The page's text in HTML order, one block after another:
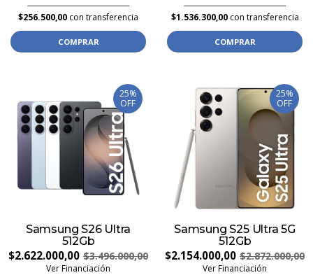
$256.500,00 con transferencia
COMPRAR
$1.536.300,00con transferencia
COMPRAR
25%
OFF
Samsung S26 Ultra
512Gb
$2.622.000,00 $3.496.000,00
Ver Financiación
25%
OFF
Samsung S25 Ultra 5G
512Gb
$2.154.000,00 $2.872.000,00
Ver Financiación